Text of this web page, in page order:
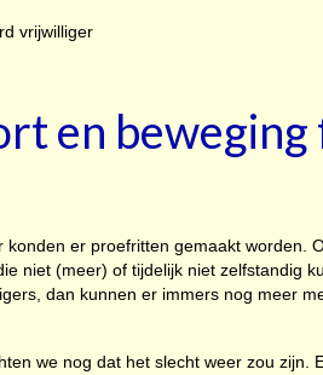
en
er proefritten gemaakt
niet (meer) of tijdelijk niet zelfstandig
dan kunnen er immers nog meer
we nog dat het slecht weer zou